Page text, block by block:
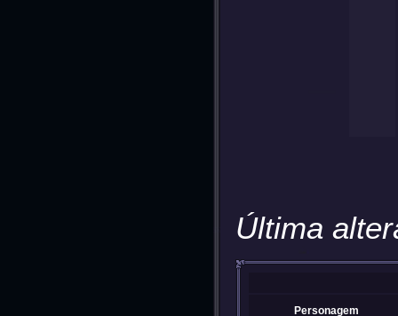
Última
Personagem